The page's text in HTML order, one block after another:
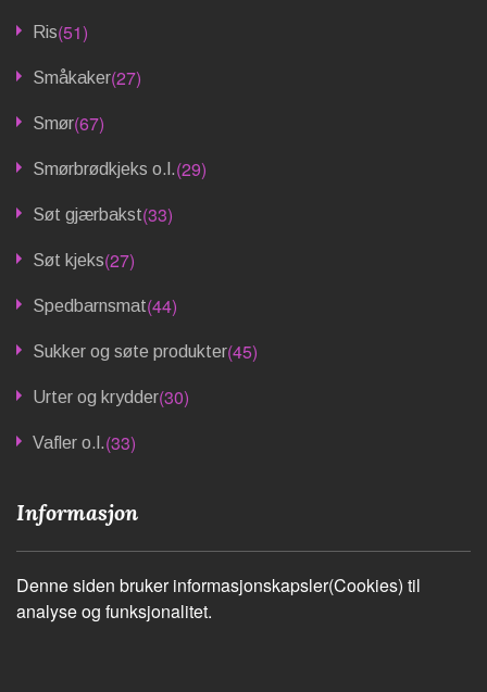
Ris(51)
Småkaker(27)
Smør(67)
Smørbrødkjeks o.l.(29)
Søt gjærbakst(33)
Søt kjeks(27)
Spedbarnsmat(44)
Sukker og søte produkter(45)
Urter og krydder(30)
Vafler o.l.(33)
Informasjon
Denne siden bruker informasjonskapsler(Cookies) til
analyse og funksjonalitet.